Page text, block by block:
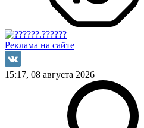
Реклама на сайте
15:17, 08 августа 2026